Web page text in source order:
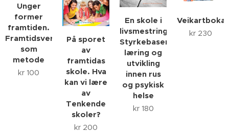
Unger
former
framtiden.
Framtidsverksted
som
metode
kr 100
På sporet
av
framtidas
skole. Hva
kan vi lære
av
Tenkende
skoler?
kr 200
En skole i
livsmestring:
Styrkebasert
læring og
utvikling
innen rus
og psykisk
helse
kr 180
Veikartboka
kr 230